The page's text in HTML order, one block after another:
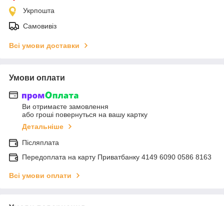
Укрпошта
Самовивіз
Всі умови доставки
Умови оплати
Ви отримаєте замовлення
або гроші повернуться на вашу картку
Детальніше
Післяплата
Передоплата на карту Приватбанку 4149 6090 0586 8163
Всі умови оплати